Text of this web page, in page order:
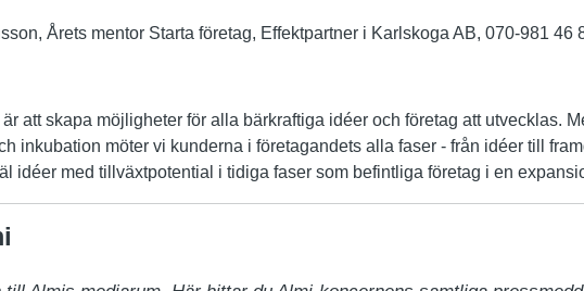
Årets mentor Starta företag, Effektpartner i Karlskoga AB, 070-981 46
att skapa möjligheter för alla bärkraftiga idéer och företag att utvecklas.
inkubation möter vi kunderna i företagandets alla faser - från idéer till
idéer med tillväxtpotential i tidiga faser som befintliga företag i en